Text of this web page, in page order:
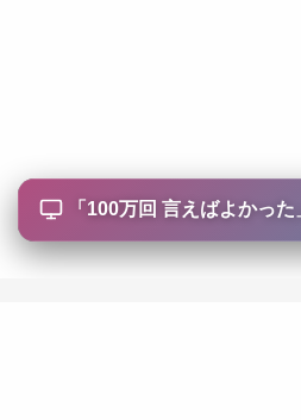
「 100万回 言えばよかった